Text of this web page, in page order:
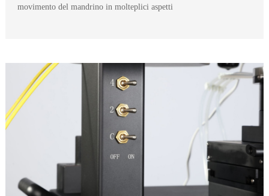
movimento del mandrino in molteplici aspetti